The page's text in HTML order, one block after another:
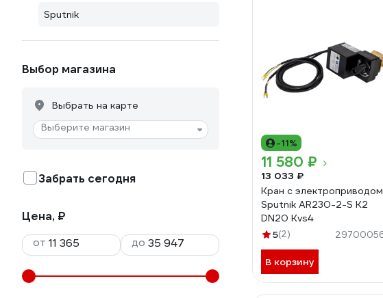
Sputnik
Выбор магазина
Выбрать на карте
Выберите магазин
Забрать сегодня
Цена, ₽
от
до
-11%
11 580 ₽
13 033 ₽
Кран с электроприводом
Sputnik AR230-2-S K2
DN20 Kvs4
5(2)
В корзину